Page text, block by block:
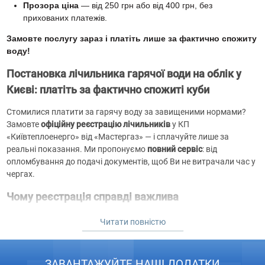
Прозора ціна— від 250 грн або від 400 грн, без
прихованих платежів.
Замовте послугу зараз і платіть лише за фактично спожиту
воду!
Постановка лічильника гарячої води на облік у
Києві: платіть за фактично спожиті куби
Стомилися платити за гарячу воду за завищеними нормами?
Замовтеофіційну реєстрацію лічильниківу КП
«Київтеплоенерго» від «Мастергаз» — і сплачуйте лише за
реальні показання. Ми пропонуємо повний сервіс: від
опломбування до подачі документів, щоб Ви не витрачали час у
чергах.
Чому реєстрація справді важлива
Без обліку Ви платите за нормами, зазвичай на 30–50 %
Читати повністю